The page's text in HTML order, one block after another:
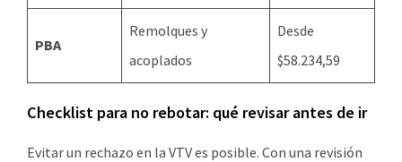
PBA
Remolques y
acoplados
Desde
$58.234,59
Checklist para no rebotar: qué revisar antes de ir
Evitar un rechazo en la VTV es posible. Con una revisión